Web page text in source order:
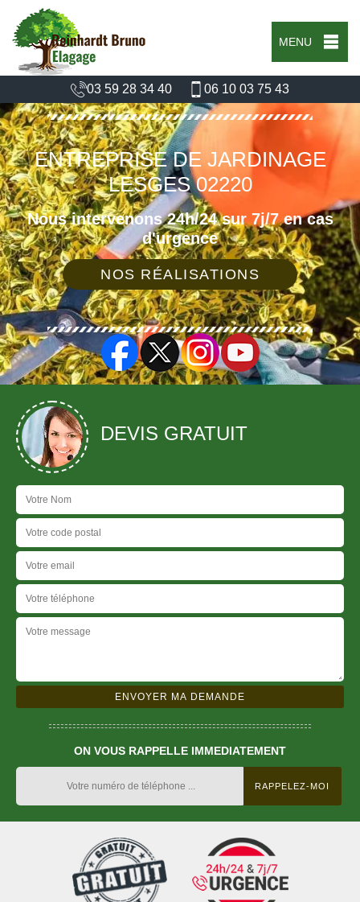
MENU
03 59 28 34 40 06 10 03 75 43
ENTREPRISE DE JARDINAGE
LESGES 02220
Nous intervenons 24h/24 sur 7j/7 en cas
d'urgence
NOS RÉALISATIONS
DEVIS GRATUIT
ON VOUS RAPPELLE IMMEDIATEMENT